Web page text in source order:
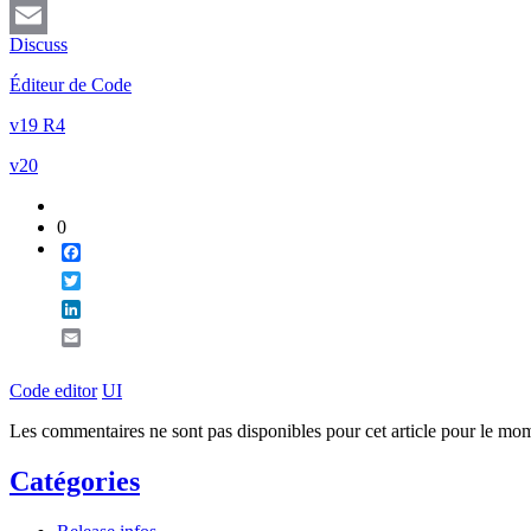
LinkedIn
Email
Discuss
Éditeur de Code
v19 R4
v20
0
Code editor UI
Les commentaires ne sont pas disponibles pour cet article pour le
Catégories